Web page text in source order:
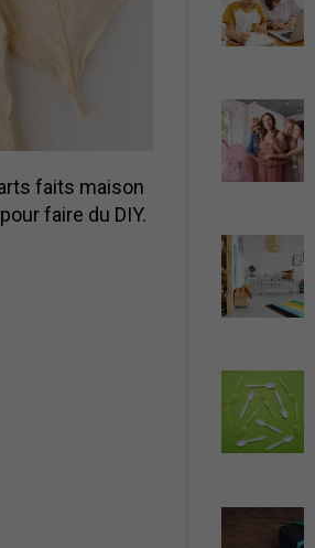
faits maison
faire du DIY.